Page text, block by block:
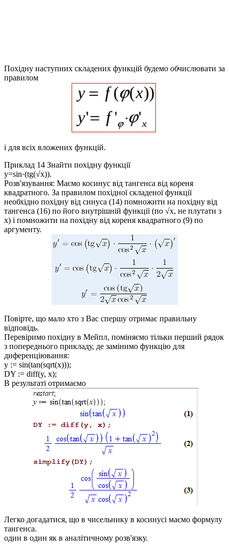
Похідну наступних складених функцій будемо обчислювати за
правилом
і для всіх вложених функцій.
Приклад 14 Знайти похідну функції
y=sin·(tg(√x)).
Розв'язування: Маємо косинус від тангенса від кореня
квадратного. За правилом похідної складеної функції
необхідно похідну від синуса (14) помножити на похідну від
тангенса (16) по його внутрішній функції (по √x, не плутати з
x) і помножити на похідну від кореня квадратного (9) по
аргументу.
Повірте, що мало хто з Вас спершу отримає правильну
відповідь.
Перевіримо похідну в Мейпл, поміняємо тільки перший рядок
з попереднього прикладу, де замінимо функцію для
диференціювання:
y := sin(tan(sqrt(x)));
DY := diff(y, x);
В результаті отримаємо
Легко догадатися, що в чисельнику в косинусі маємо формулу
тангенса.
один в один як в аналітичному розв'язку.